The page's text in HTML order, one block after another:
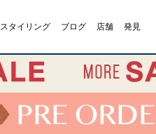
スタイリング ブログ 店舗 発見